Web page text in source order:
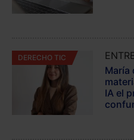
DERECHO TIC
María
IA el